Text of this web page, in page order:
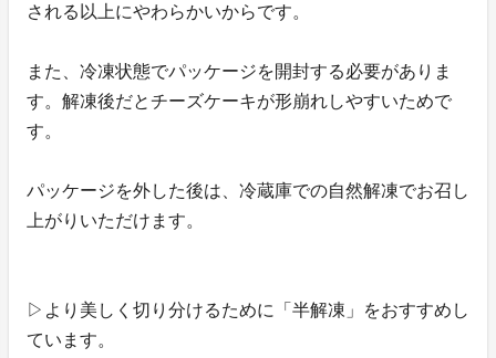
される以上にやわらかいからです。
また、冷凍状態でパッケージを開封する必要がありま
す。解凍後だとチーズケーキが形崩れしやすいためで
す。
パッケージを外した後は、冷蔵庫での自然解凍でお召し
上がりいただけます。
▷より美しく切り分けるために「半解凍」をおすすめし
ています。